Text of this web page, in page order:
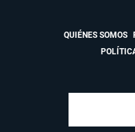
QUIÉNES SOMOS